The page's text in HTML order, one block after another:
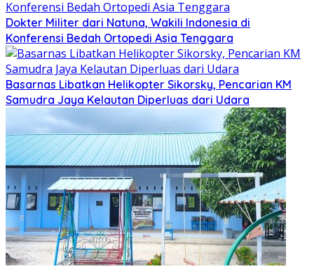
Dokter Militer dari Natuna, Wakili Indonesia di
Konferensi Bedah Ortopedi Asia Tenggara
Basarnas Libatkan Helikopter Sikorsky, Pencarian KM
Samudra Jaya Kelautan Diperluas dari Udara